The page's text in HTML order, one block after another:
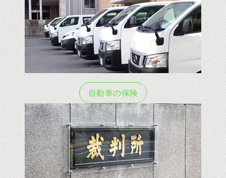
自動車の保険